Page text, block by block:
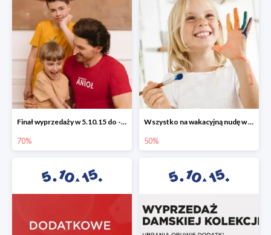
Finał wyprzedaży w 5.10.15 do -70%
70%
Wszystko na wakacyjną nudę w 5.10.15 - gry i zabawki do -50%
50%